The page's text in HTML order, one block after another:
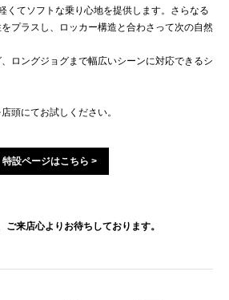
くてソフトな乗り心地を提供します。さらなる
プラスし、ロッカー構造と合わさって次の自然
ロングジョグまで幅広いシーンに対応できるシ
頭にてお試しください。
特設ページはこちら >
ご来店心よりお待ちしております。